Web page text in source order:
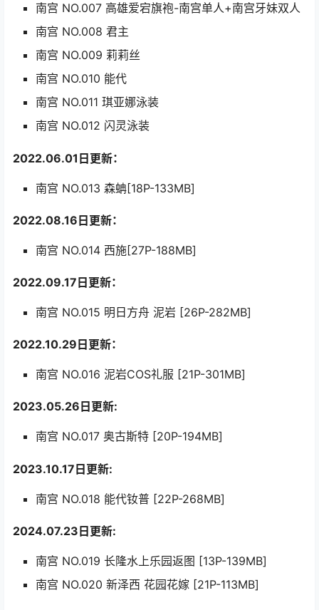
南宫 NO.007 高雄爱宕旗袍-南宫单人+南宫牙妹双人
南宫 NO.008 君主
南宫 NO.009 莉莉丝
南宫 NO.010 能代
南宫 NO.011 琪亚娜泳装
南宫 NO.012 闪灵泳装
2022.06.01日更新：
南宫 NO.013 森蚺[18P-133MB]
2022.08.16日更新：
南宫 NO.014 西施[27P-188MB]
2022.09.17日更新：
南宫 NO.015 明日方舟 泥岩 [26P-282MB]
2022.10.29日更新：
南宫 NO.016 泥岩COS礼服 [21P-301MB]
2023.05.26日更新:
南宫 NO.017 奥古斯特 [20P-194MB]
2023.10.17日更新:
南宫 NO.018 能代钕普 [22P-268MB]
2024.07.23日更新:
南宫 NO.019 长隆水上乐园返图 [13P-139MB]
南宫 NO.020 新泽西 花园花嫁 [21P-113MB]